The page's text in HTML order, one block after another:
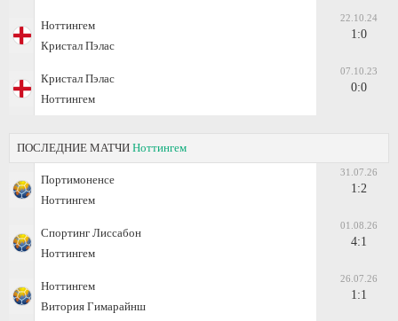
Ноттингем
Кристал Пэлас
22.10.24
1:0
Кристал Пэлас
Ноттингем
07.10.23
0:0
ПОСЛЕДНИЕ МАТЧИ Ноттингем
Портимоненсе
Ноттингем
31.07.26
1:2
Спортинг Лиссабон
Ноттингем
01.08.26
4:1
Ноттингем
Витория Гимарайнш
26.07.26
1:1